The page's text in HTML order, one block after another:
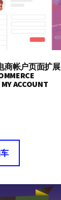
商帐户页面扩展
ACCOUNT